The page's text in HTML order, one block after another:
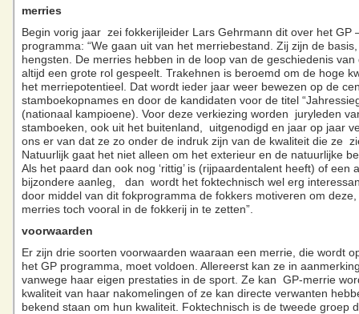
merries
Begin vorig jaar zei fokkerijleider Lars Gehrmann dit over het GP
programma: “We gaan uit van het merriebestand. Zij zijn de
hengsten. De merries hebben in de loop van de geschiedenis van
altijd een grote rol gespeelt. Trakehnen is beroemd om de hoge
het merriepotentieel. Dat wordt ieder jaar weer bewezen op de
stamboekopnames en door de kandidaten voor de titel
(nationaal kampioene). Voor deze verkiezing worden juryleden
stamboeken, ook uit het buitenland, uitgenodigd en jaar op jaar
ons er van dat ze zo onder de indruk zijn van de kwaliteit die ze
Natuurlijk gaat het niet alleen om het exterieur en de natuurlijke
Als het paard dan ook nog ‘rittig’ is (rijpaardentalent heeft) of een
bijzondere aanleg, dan wordt het foktechnisch wel erg
door middel van dit fokprogramma de fokkers motiveren om deze,
merries toch vooral in de fokkerij in te zetten”.
voorwaarden
Er zijn drie soorten voorwaarden waaraan een merrie, die wordt
het GP programma, moet voldoen. Allereerst kan ze in
vanwege haar eigen prestaties in de sport. Ze kan GP-merrie
kwaliteit van haar nakomelingen of ze kan directe verwanten
bekend staan om hun kwaliteit. Foktechnisch is de tweede groep